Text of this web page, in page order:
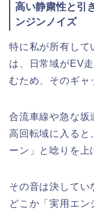
高い静粛性と引
ンジンノイズ
特に私が所有して
は、日常域がEV
むため、そのギャ
合流車線や急な坂
高回転域に入ると
ーン」と唸りを上
その音は決してい
どこか「実用エン